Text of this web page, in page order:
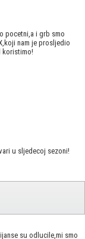
pocetni,a i grb smo
nam je prosljedio
koristimo!
u sljedecoj sezoni!
su odlucile,mi smo